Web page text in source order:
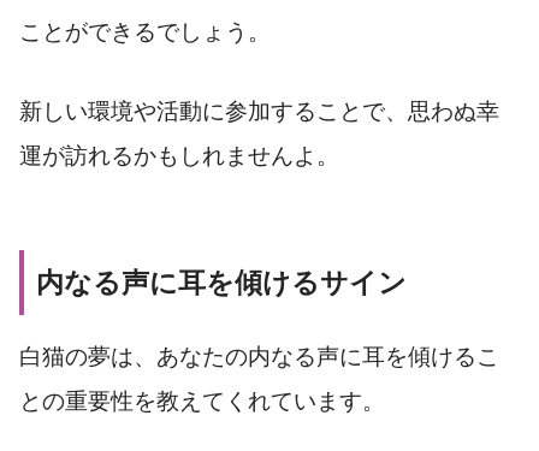
ことができるでしょう。
新しい環境や活動に参加することで、思わぬ幸
運が訪れるかもしれませんよ。
内なる声に耳を傾けるサイン
白猫の夢は、あなたの内なる声に耳を傾けるこ
との重要性を教えてくれています。